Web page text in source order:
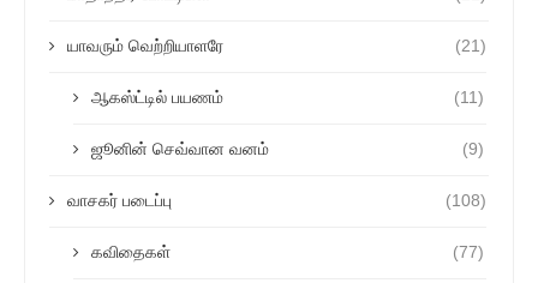
யாவரும் வெற்றியாளரே (21)
ஆகஸ்ட்டில் பயணம் (11)
ஜூனின் செவ்வான வனம் (9)
வாசகர் படைப்பு (108)
கவிதைகள் (77)